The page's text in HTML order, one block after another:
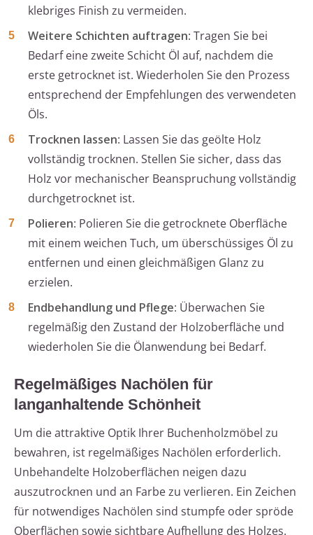
klebriges Finish zu vermeiden.
Weitere Schichten auftragen: Tragen Sie bei
Bedarf eine zweite Schicht Öl auf, nachdem die
erste getrocknet ist. Wiederholen Sie den Prozess
entsprechend der Empfehlungen des verwendeten
Öls.
Trocknen lassen: Lassen Sie das geölte Holz
vollständig trocknen. Stellen Sie sicher, dass das
Holz vor mechanischer Beanspruchung vollständig
durchgetrocknet ist.
Polieren: Polieren Sie die getrocknete Oberfläche
mit einem weichen Tuch, um überschüssiges Öl zu
entfernen und einen gleichmäßigen Glanz zu
erzielen.
Endbehandlung und Pflege: Überwachen Sie
regelmäßig den Zustand der Holzoberfläche und
wiederholen Sie die Ölanwendung bei Bedarf.
Regelmäßiges Nachölen für
langanhaltende Schönheit
Um die attraktive Optik Ihrer Buchenholzmöbel zu
bewahren, ist regelmäßiges Nachölen erforderlich.
Unbehandelte Holzoberflächen neigen dazu
auszutrocknen und an Farbe zu verlieren. Ein Zeichen
für notwendiges Nachölen sind stumpfe oder spröde
Oberflächen sowie sichtbare Aufhellung des Holzes.